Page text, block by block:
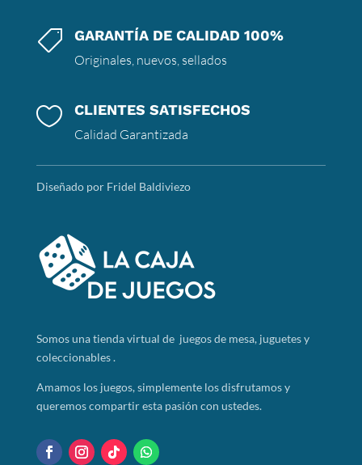
 GARANTÍA DE CALIDAD 100%
Originales, nuevos, sellados
 CLIENTES SATISFECHOS
Calidad Garantizada
Diseñado por Fridel Baldiviezo
Somosuna tienda virtual de juegos de mesa, juguetes y
coleccionables .
Amamos los juegos, simplemente los disfrutamos y
queremos compartir esta pasión con ustedes.